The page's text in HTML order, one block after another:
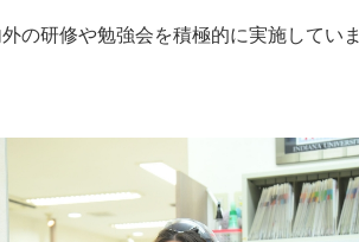
の研修や勉強会を積極的に実施していま